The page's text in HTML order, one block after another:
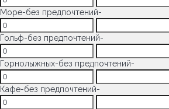
Море-без предпочтений-
Гольф-без предпочтений-
Горнолыжных-без предпочтений-
Кафе-без предпочтений-